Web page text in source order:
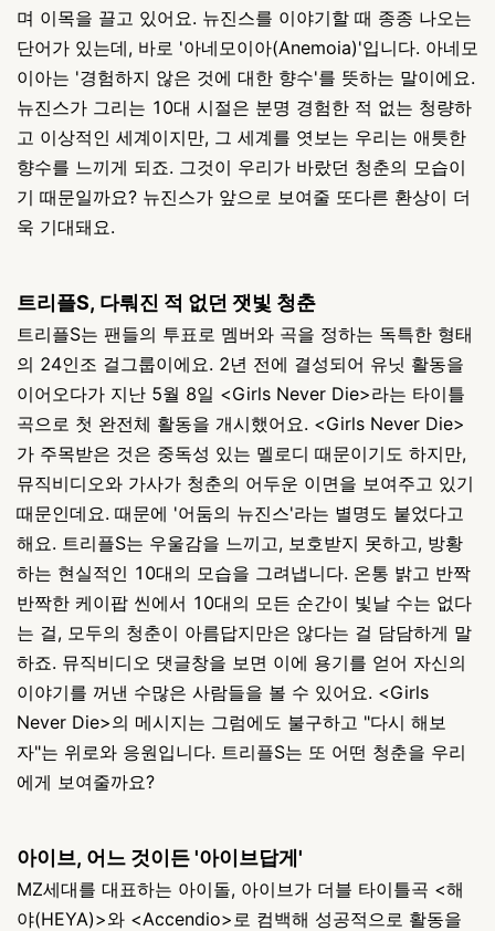
며 이목을 끌고 있어요. 뉴진스를 이야기할 때 종종 나오는
단어가 있는데, 바로 '아네모이아(Anemoia)'입니다. 아네모
이아는 '경험하지 않은 것에 대한 향수'를 뜻하는 말이에요.
뉴진스가 그리는 10대 시절은 분명 경험한 적 없는 청량하
고 이상적인 세계이지만, 그 세계를 엿보는 우리는 애틋한
향수를 느끼게 되죠. 그것이 우리가 바랐던 청춘의 모습이
기 때문일까요? 뉴진스가 앞으로 보여줄 또다른 환상이 더
욱 기대돼요.
트리플S, 다뤄진 적 없던 잿빛 청춘
트리플S는 팬들의 투표로 멤버와 곡을 정하는 독특한 형태
의 24인조 걸그룹이에요. 2년 전에 결성되어 유닛 활동을
이어오다가 지난 5월 8일 <Girls Never Die>라는 타이틀
곡으로 첫 완전체 활동을 개시했어요. <Girls Never Die>
가 주목받은 것은 중독성 있는 멜로디 때문이기도 하지만,
뮤직비디오와 가사가 청춘의 어두운 이면을 보여주고 있기
때문인데요. 때문에 '어둠의 뉴진스'라는 별명도 붙었다고
해요. 트리플S는 우울감을 느끼고, 보호받지 못하고, 방황
하는 현실적인 10대의 모습을 그려냅니다. 온통 밝고 반짝
반짝한 케이팝 씬에서 10대의 모든 순간이 빛날 수는 없다
는 걸, 모두의 청춘이 아름답지만은 않다는 걸 담담하게 말
하죠. 뮤직비디오 댓글창을 보면 이에 용기를 얻어 자신의
이야기를 꺼낸 수많은 사람들을 볼 수 있어요. <Girls
Never Die>의 메시지는 그럼에도 불구하고 "다시 해보
자"는 위로와 응원입니다. 트리플S는 또 어떤 청춘을 우리
에게 보여줄까요?
아이브, 어느 것이든 '아이브답게'
MZ세대를 대표하는 아이돌, 아이브가 더블 타이틀곡 <해
야(HEYA)>와 <Accendio>로 컴백해 성공적으로 활동을